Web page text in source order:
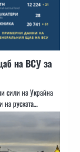
на ВСУ за
сили на Украйна
на руската…